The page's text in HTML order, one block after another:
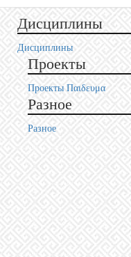
Дисциплины
Дисциплины
Проекты
Проекты Пαιδευμα
Разное
Разное